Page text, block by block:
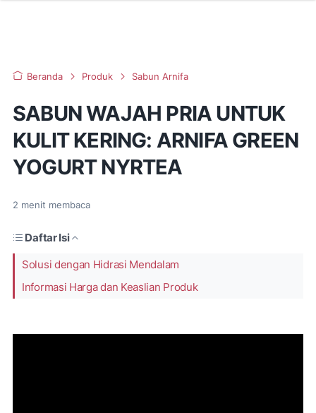
Beranda Produk Sabun Arnifa
SABUN WAJAH PRIA UNTUK
KULIT KERING: ARNIFA GREEN
YOGURT NYRTEA
2 menit membaca
Daftar Isi
Solusi dengan Hidrasi Mendalam
Informasi Harga dan Keaslian Produk